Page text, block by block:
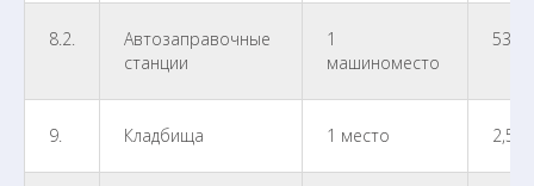
8.2.
Автозаправочные
станции
1
машиноместо
9. Кладбища 1 место 2,560